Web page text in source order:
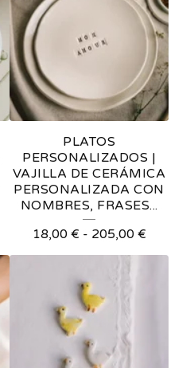
PLATOS
PERSONALIZADOS |
VAJILLA DE CERÁMICA
PERSONALIZADA CON
NOMBRES, FRASES...
18,00 € - 205,00 €